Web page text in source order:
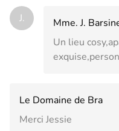
J.
Mme. J.
Un lieu
Le Domaine de Bra
Merci Jessie